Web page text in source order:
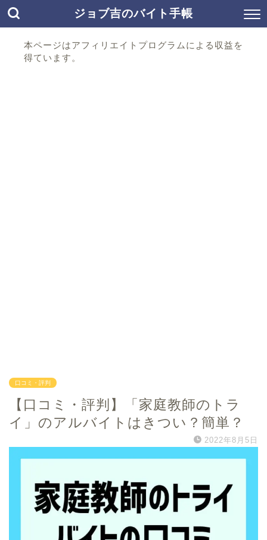
ジョブ吉のバイト手帳
本ページはアフィリエイトプログラムによる収益を
得ています。
口コミ・評判
【口コミ・評判】「家庭教師のトラ
イ」のアルバイトはきつい？簡単？
2022年8月5日